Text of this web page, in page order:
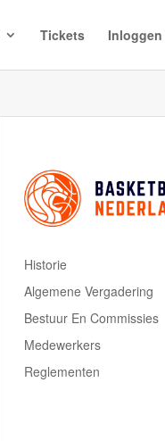
Tickets Inloggen
Historie
Algemene Vergadering
Bestuur En Commissies
Medewerkers
Reglementen